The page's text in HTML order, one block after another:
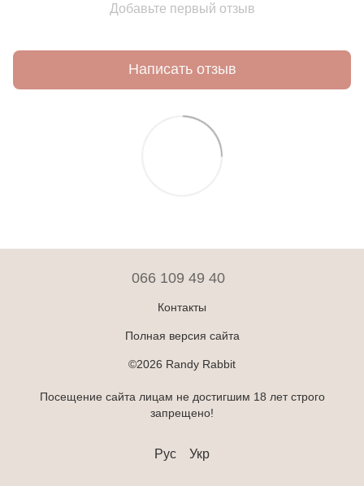
Добавьте первый отзыв
Написать отзыв
066 109 49 40
Контакты
Полная версия сайта
©2026 Randy Rabbit
Посещение сайта лицам не достигшим 18 лет строго
запрещено!
Рус Укр